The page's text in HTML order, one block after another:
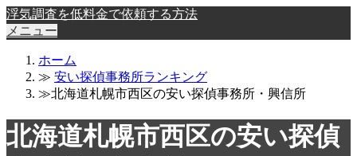
浮気調査を低料金で依頼する方法
メニュー
ホーム
≫ 安い探偵事務所ランキング
≫北海道札幌市西区の安い探偵事務所・興信所
北海道札幌市西区の安い探偵